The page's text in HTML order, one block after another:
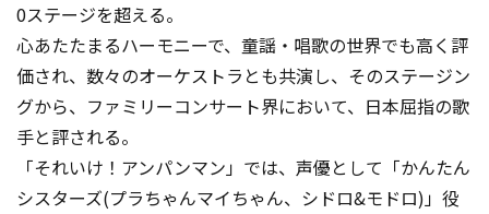
0ステージを超える。
心あたたまるハーモニーで、童謡・唱歌の世界でも高く評
価され、数々のオーケストラとも共演し、そのステージン
グから、ファミリーコンサート界において、日本屈指の歌
手と評される。
「それいけ！アンパンマン」では、声優として「かんたん
シスターズ(プラちゃんマイちゃん、シドロ&モドロ)」役